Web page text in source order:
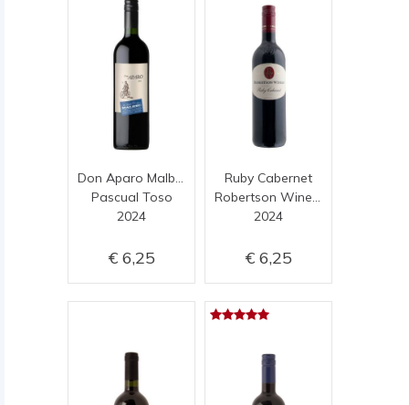
Don Aparo Malbec
Pascual Toso
2024
6,25
Ruby Cabernet
Robertson Winery
2024
6,25